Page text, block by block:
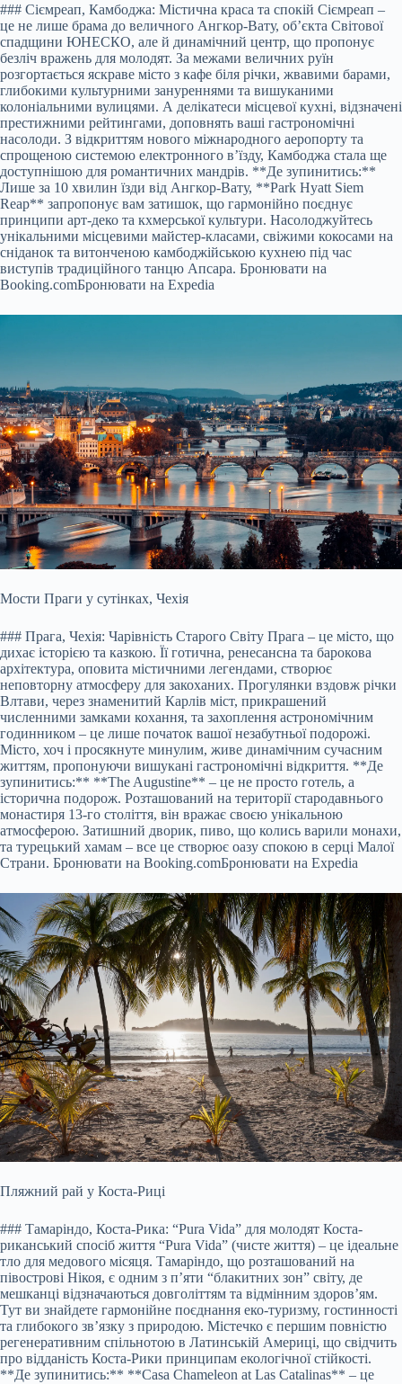
### Сіємреап, Камбоджа: Містична краса та спокій Сіємреап –
це не лише брама до величного Ангкор-Вату, об’єкта Світової
спадщини ЮНЕСКО, але й динамічний центр, що пропонує
безліч вражень для молодят. За межами величних руїн
розгортається яскраве місто з кафе біля річки, жвавими барами,
глибокими культурними зануреннями та вишуканими
колоніальними вулицями. А делікатеси місцевої кухні, відзначені
престижними рейтингами, доповнять ваші гастрономічні
насолоди. З відкриттям нового міжнародного аеропорту та
спрощеною системою електронного в’їзду, Камбоджа стала ще
доступнішою для романтичних мандрів. **Де зупинитись:**
Лише за 10 хвилин їзди від Ангкор-Вату, **Park Hyatt Siem
Reap** запропонує вам затишок, що гармонійно поєднує
принципи арт-деко та кхмерської культури. Насолоджуйтесь
унікальними місцевими майстер-класами, свіжими кокосами на
сніданок та витонченою камбоджійською кухнею під час
виступів традиційного танцю Апсара. Бронювати на
Booking.comБронювати на Expedia
Мости Праги у сутінках, Чехія
### Прага, Чехія: Чарівність Старого Світу Прага – це місто, що
дихає історією та казкою. Її готична, ренесансна та барокова
архітектура, оповита містичними легендами, створює
неповторну атмосферу для закоханих. Прогулянки вздовж річки
Влтави, через знаменитий Карлів міст, прикрашений
численними замками кохання, та захоплення астрономічним
годинником – це лише початок вашої незабутньої подорожі.
Місто, хоч і просякнуте минулим, живе динамічним сучасним
життям, пропонуючи вишукані гастрономічні відкриття. **Де
зупинитись:** **The Augustine** – це не просто готель, а
історична подорож. Розташований на території стародавнього
монастиря 13-го століття, він вражає своєю унікальною
атмосферою. Затишний дворик, пиво, що колись варили монахи,
та турецький хамам – все це створює оазу спокою в серці Малої
Страни. Бронювати на Booking.comБронювати на Expedia
Пляжний рай у Коста-Риці
### Тамаріндо, Коста-Рика: “Pura Vida” для молодят Коста-
риканський спосіб життя “Pura Vida” (чисте життя) – це ідеальне
тло для медового місяця. Тамаріндо, що розташований на
півострові Нікоя, є одним з п’яти “блакитних зон” світу, де
мешканці відзначаються довголіттям та відмінним здоров’ям.
Тут ви знайдете гармонійне поєднання еко-туризму, гостинності
та глибокого зв’язку з природою. Містечко є першим повністю
регенеративним спільнотою в Латинській Америці, що свідчить
про відданість Коста-Рики принципам екологічної стійкості.
**Де зупинитись:** **Casa Chameleon at Las Catalinas** – це